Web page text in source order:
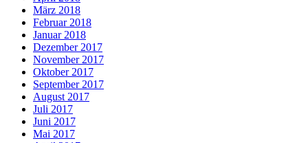
März 2018
Februar 2018
Januar 2018
Dezember 2017
November 2017
Oktober 2017
September 2017
August 2017
Juli 2017
Juni 2017
Mai 2017